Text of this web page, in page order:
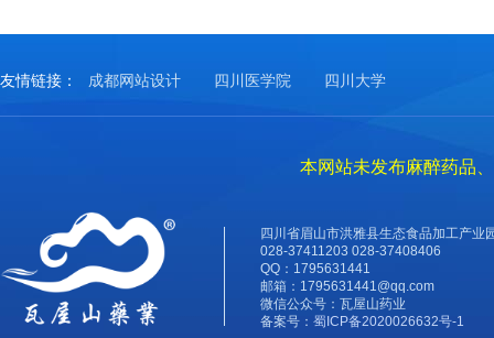
友情链接： 成都网站设计 四川医学院 四川大学
四川省眉山市洪雅县生态食品加工产业
028-37411203 028-37408406
QQ： 1795631441
邮箱： 1795631441@qq.com
微信公众号：瓦屋山药业
备案号： 蜀ICP备2020026632号-1
本网站未发布麻醉药品